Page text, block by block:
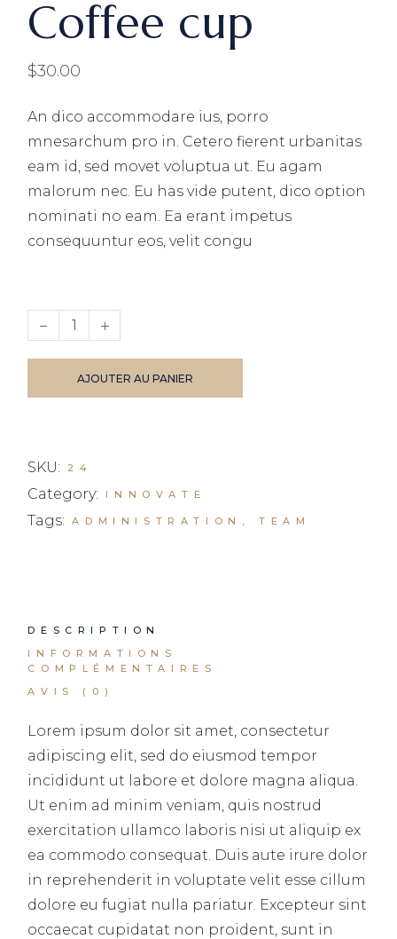
Coffee cup
$30.00
An dico accommodare ius, porro
mnesarchum pro in. Cetero fierent urbanitas
eam id, sed movet voluptua ut. Eu agam
malorum nec. Eu has vide putent, dico option
nominati no eam. Ea erant impetus
consequuntur eos, velit congu
Coffee cup quantity
AJOUTER AU PANIER
SKU: 24
Category: INNOVATE
Tags: ADMINISTRATION , TEAM
DESCRIPTION
INFORMATIONS
COMPLÉMENTAIRES
AVIS (0)
Lorem ipsum dolor sit amet, consectetur
adipiscing elit, sed do eiusmod tempor
incididunt ut labore et dolore magna aliqua.
Ut enim ad minim veniam, quis nostrud
exercitation ullamco laboris nisi ut aliquip ex
ea commodo consequat. Duis aute irure dolor
in reprehenderit in voluptate velit esse cillum
dolore eu fugiat nulla pariatur. Excepteur sint
occaecat cupidatat non proident, sunt in